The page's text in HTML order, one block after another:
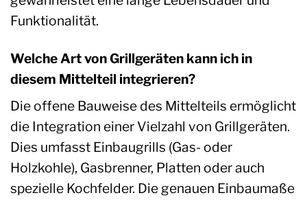
Funktionalität.
Welche Art von Grillgeräten kann ich in
diesem Mittelteil integrieren?
Die offene Bauweise des Mittelteils ermöglicht
die Integration einer Vielzahl von Grillgeräten.
Dies umfasst Einbaugrills (Gas- oder
Holzkohle), Gasbrenner, Platten oder auch
spezielle Kochfelder. Die genauen Einbaumaße